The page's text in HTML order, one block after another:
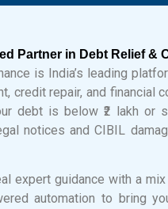
Partner in Debt Relief &
is India’s leading
credit repair, and financial
debt is below ₹2 lakh or
notices and CIBIL
expert guidance with a
automation to bring